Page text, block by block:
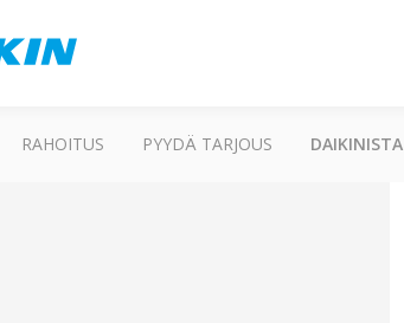
RAHOITUS PYYDÄ TARJOUS DAIKINISTA